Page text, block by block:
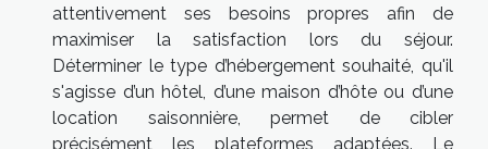
attentivement ses besoins propres afin de
maximiser la satisfaction lors du séjour.
Déterminer le type d’hébergement souhaité, qu'il
s'agisse d’un hôtel, d’une maison d’hôte ou d’une
location saisonnière, permet de cibler
précisément les plateformes adaptées. Le